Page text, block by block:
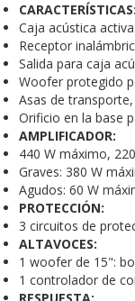
Caja acústica
Receptor
Salida para caja
Woofer protegido
Asas de
Orificio en la base
AMPLIFICADOR:
440 W máximo,
Graves: 380 W
Agudos: 60 W
PROTECCIÓN:
3 circuitos de
ALTAVOCES:
1 woofer de 15":
1 controlador de